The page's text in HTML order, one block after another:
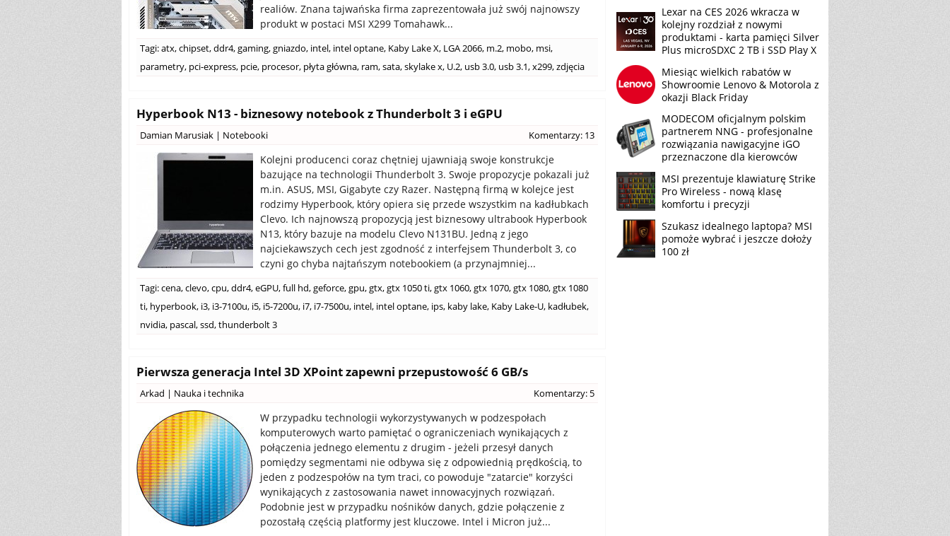
realiów. Znana tajwańska firma zaprezentowała już swój najnowszy
produkt w postaci MSI X299 Tomahawk...
Tagi:atx,chipset,ddr4,gaming,gniazdo, intel, intel optane, Kaby Lake X, LGA 2066, m.2, mobo, msi,
parametry, pci-express, pcie, procesor, płyta główna, ram,sata,skylake x, U.2, usb 3.0, usb 3.1,x299,zdjęcia
Hyperbook N13 - biznesowy notebook z Thunderbolt 3 i eGPU
Damian Marusiak | Notebooki Komentarzy: 13
Kolejni producenci coraz chętniej ujawniają swoje konstrukcje
bazujące na technologii Thunderbolt 3. Swoje propozycje pokazali już
m.in. ASUS, MSI, Gigabyte czy Razer. Następną firmą w kolejce jest
rodzimy Hyperbook, który opiera się przede wszystkim na kadłubkach
Clevo. Ich najnowszą propozycją jest biznesowy ultrabook Hyperbook
N13, który bazuje na modelu Clevo N131BU. Jedną z jego
najciekawszych cech jest zgodność z interfejsem Thunderbolt 3, co
czyni go chyba najtańszym notebookiem (a przynajmniej...
Tagi:cena,clevo,cpu,ddr4,eGPU,full hd,geforce,gpu,gtx,gtx 1050 ti,gtx 1060,gtx 1070,gtx 1080,gtx 1080
ti, hyperbook, i3, i3-7100u, i5, i5-7200u, i7, i7-7500u, intel, intel optane, ips, kaby lake, Kaby Lake-U, kadłubek,
nvidia, pascal,ssd,thunderbolt 3
Pierwsza generacja Intel 3D XPoint zapewni przepustowość 6 GB/s
Arkad | Nauka i technika Komentarzy: 5
W przypadku technologii wykorzystywanych w podzespołach
komputerowych warto pamiętać o ograniczeniach wynikających z
połączenia jednego elementu z drugim - jeżeli przesył danych
pomiędzy segmentami nie odbywa się z odpowiednią prędkością, to
jeden z podzespołów na tym traci, co powoduje "zatarcie" korzyści
wynikających z zastosowania nawet innowacyjnych rozwiązań.
Podobnie jest w przypadku nośników danych, gdzie połączenie z
pozostałą częścią platformy jest kluczowe. Intel i Micron już...
Lexar na CES 2026 wkracza w
kolejny rozdział z nowymi
produktami - karta pamięci Silver
Plus microSDXC 2 TB i SSD Play X
Miesiąc wielkich rabatów w
Showroomie Lenovo & Motorola z
okazji Black Friday
MODECOM oficjalnym polskim
partnerem NNG - profesjonalne
rozwiązania nawigacyjne iGO
przeznaczone dla kierowców
MSI prezentuje klawiaturę Strike
Pro Wireless - nową klasę
komfortu i precyzji
Szukasz idealnego laptopa? MSI
pomoże wybrać i jeszcze dołoży
100 zł